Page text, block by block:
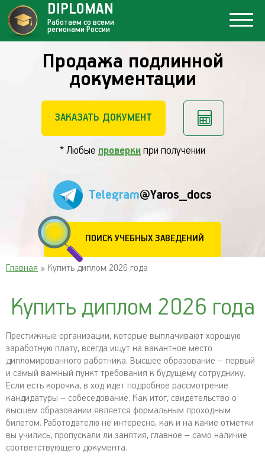
Продажа подлинной
документации
ЗАКАЗАТЬ ДОКУМЕНТ
* Любые проверки при получении
Telegram@Yaros_docs
ПОИСК УЧЕБНЫХ ЗАВЕДЕНИЙ
DIPLOMAN
Работаем со всеми
регионами России
Главная » Купить диплом 2026 года
Купить диплом 2026 года
Престижные организации, которые выплачивают хорошую
заработную плату, всегда ищут на вакантное место
дипломированного работника. Высшее образование – первый
и самый важный пункт требования к будущему сотруднику.
Если есть корочка, в ход идет подробное рассмотрение
кандидатуры – собеседование. Как итог, свидетельство о
высшем образовании является формальным проходным
билетом. Работодателю не интересно, как и на какие отметки
вы учились, пропускали ли занятия, главное – само наличие
соответствующего документа.